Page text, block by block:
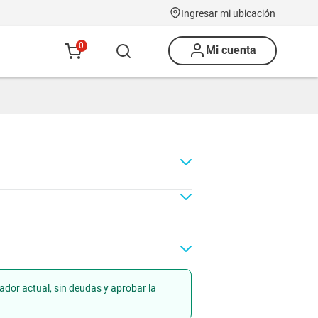
Ingresar mi ubicación
0 Mi cuenta
Renovación
actual, sin deudas y aprobar la